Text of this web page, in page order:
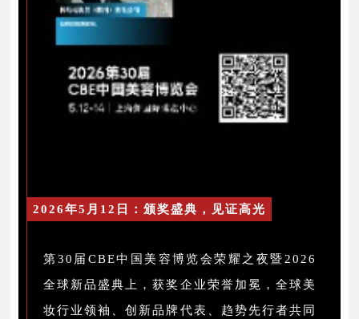
2026年5月12日：颁奖盛典，见证高光
第30届CBE中国美容博览会荣耀之夜暨2026
全球新品盛典上，获奖企业荣誉加冕，全球美
妆行业领袖、创新品牌代表、趋势先行者共同